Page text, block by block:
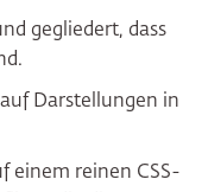
gegliedert, dass
Darstellungen in
einem reinen CSS-